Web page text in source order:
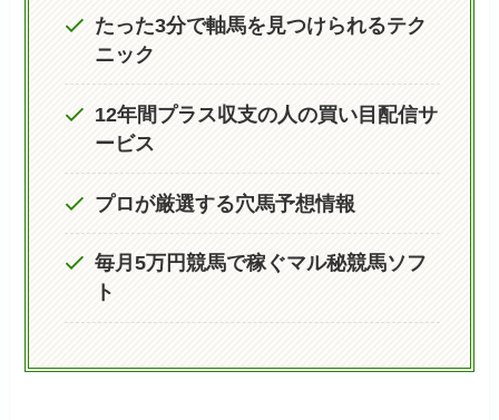
たった3分で軸馬を見つけられるテク
ニック
12年間プラス収支の人の買い目配信サ
ービス
プロが厳選する穴馬予想情報
毎月5万円競馬で稼ぐマル秘競馬ソフ
ト